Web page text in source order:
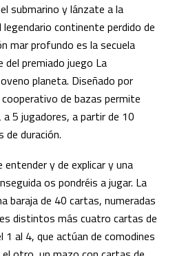
submarino y lánzate a la
continente perdido de
mar profundo es la secuela
premiado juego La
planeta. Diseñado por
de bazas permite
5 jugadores, a partir de 10
duración.
y de explicar y una
os pondréis a jugar. La
baraja de 40 cartas, numeradas
distintos más cuatro cartas de
1 al 4, que actúan de comodines